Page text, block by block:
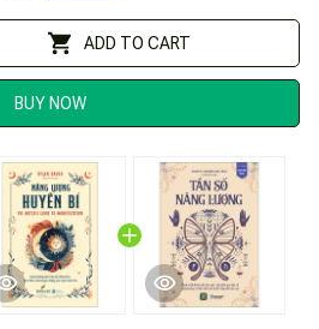
ADD TO CART
BUY NOW